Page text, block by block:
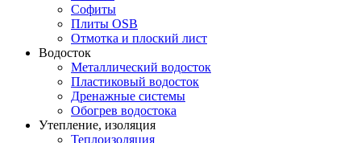
Софиты
Плиты OSB
Отмотка и плоский лист
Водосток
Металлический водосток
Пластиковый водосток
Дренажные системы
Обогрев водостока
Утепление, изоляция
Теплоизоляция